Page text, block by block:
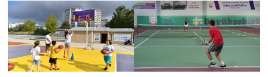
TURNUVASI
BAŞLADI
BAŞLADI